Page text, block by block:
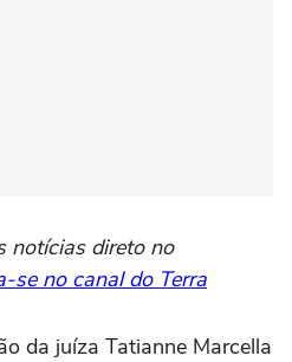
notícias direto no
se no canal do Terra
da juíza Tatianne Marcella